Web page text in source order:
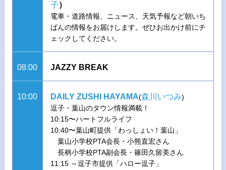
子）
電車・道路情報、ニュース、天気予報など朝いち
ばんの情報をお届けします。ぜひお出かけ前にチ
ェックしてください。
08:00 JAZZY BREAK
10:00 DAILY ZUSHI HAYAMA(森川いつみ)
逗子・葉山のタウン情報満載！
10:15〜ハートフルライフ
10:40〜葉山町提供「わっしょい！葉山」
葉山小学校PTA会長・小熊直宏さん
長柄小学校PTA副会長・篠田久留美さん
11:15 ～逗子市提供「ハロー逗子」